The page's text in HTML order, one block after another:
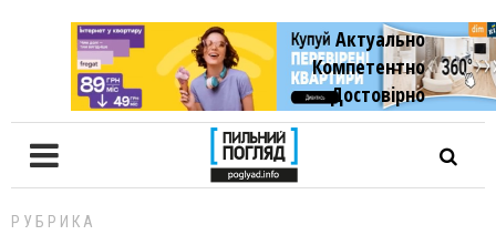
Актуально
Компетентно
Достовiрно
РУБРИКА